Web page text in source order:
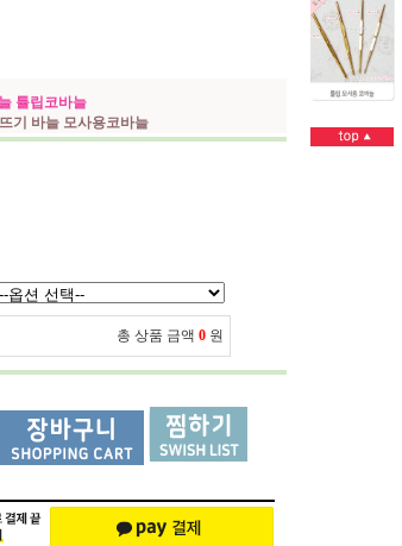
튤립코바늘
기 바늘 모사용코바늘
총 상품 금액 0 원